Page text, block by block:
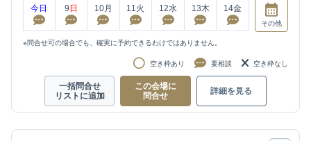
今日 9 日 10月 11 火 12水 13木 14金
その他
※問合せ可の場合でも、確実に予約できるわけではありません。
空き枠あり 要相談 空き枠なし
一括問合せ
リストに追加
この会場に
問合せ
詳細を見る